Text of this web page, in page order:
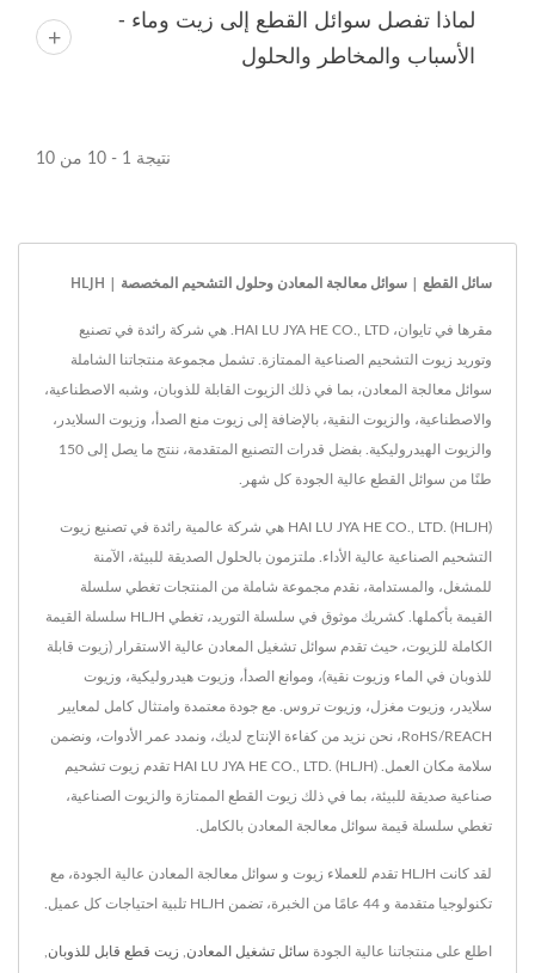
لماذا تفصل سوائل القطع إلى زيت وماء -
الأسباب والمخاطر والحلول
نتيجة 1 - 10 من 10
سائل القطع | سوائل معالجة المعادن وحلول التشحيم المخصصة | HLJH
مقرها في تايوان، HAI LU JYA HE CO., LTD. هي شركة رائدة في تصنيع
وتوريد زيوت التشحيم الصناعية الممتازة. تشمل مجموعة منتجاتنا الشاملة
سوائل معالجة المعادن، بما في ذلك الزيوت القابلة للذوبان، وشبه الاصطناعية،
والاصطناعية، والزيوت النقية، بالإضافة إلى زيوت منع الصدأ، وزيوت السلايدر،
والزيوت الهيدروليكية. بفضل قدرات التصنيع المتقدمة، ننتج ما يصل إلى 150
طنًا من سوائل القطع عالية الجودة كل شهر.
HAI LU JYA HE CO., LTD. (HLJH) هي شركة عالمية رائدة في تصنيع زيوت
التشحيم الصناعية عالية الأداء. ملتزمون بالحلول الصديقة للبيئة، الآمنة
للمشغل، والمستدامة، نقدم مجموعة شاملة من المنتجات تغطي سلسلة
القيمة بأكملها. كشريك موثوق في سلسلة التوريد، تغطي HLJH سلسلة القيمة
الكاملة للزيوت، حيث تقدم سوائل تشغيل المعادن عالية الاستقرار (زيوت قابلة
للذوبان في الماء وزيوت نقية)، وموانع الصدأ، وزيوت هيدروليكية، وزيوت
سلايدر، وزيوت مغزل، وزيوت تروس. مع جودة معتمدة وامتثال كامل لمعايير
RoHS/REACH، نحن نزيد من كفاءة الإنتاج لديك، ونمدد عمر الأدوات، ونضمن
سلامة مكان العمل. HAI LU JYA HE CO., LTD. (HLJH) تقدم زيوت تشحيم
صناعية صديقة للبيئة، بما في ذلك زيوت القطع الممتازة والزيوت الصناعية،
تغطي سلسلة قيمة سوائل معالجة المعادن بالكامل.
لقد كانت HLJH تقدم للعملاء زيوت و سوائل معالجة المعادن عالية الجودة، مع
تكنولوجيا متقدمة و 44 عامًا من الخبرة، تضمن HLJH تلبية احتياجات كل عميل.
اطلع على منتجاتنا عالية الجودة سائل تشغيل المعادن زيت قطع قابل للذوبان